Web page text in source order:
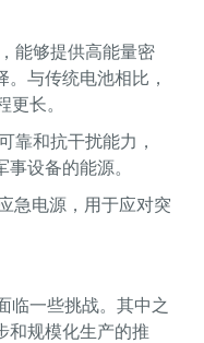
能够提供高能量密
与传统电池相比，
长。
靠和抗干扰能力，
设备的能源。
急电源，用于应对突
临一些挑战。其中之
和规模化生产的推